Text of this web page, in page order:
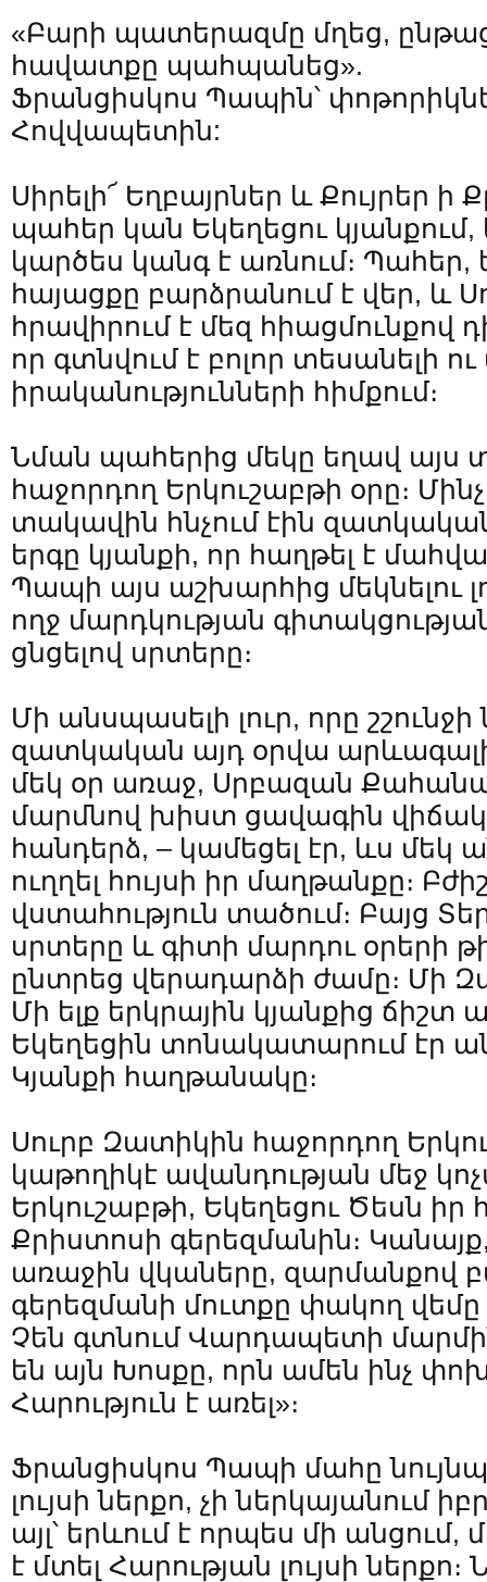
«Բարի պատերազմը մղեց,
հավատքը պահպանեց».
Ֆրանցիսկոս Պապին՝
Հովվապետին:
Սիրելի՜ Եղբայրներ և Քույրեր ի
պահեր կան Եկեղեցու
կարծես կանգ է առնում։ Պահեր,
հայացքը բարձրանում է վեր, և
հրավիրում է մեզ հիացմունքով
որ գտնվում է բոլոր տեսանելի
իրականությունների հիմքում։
Նման պահերից մեկը եղավ
հաջորդող Երկուշաբթի օրը։
տակավին հնչում էին զատկական
երգը կյանքի, որ հաղթել է
Պապի այս աշխարհից մեկնելու
ողջ մարդկության
ցնցելով սրտերը։
Մի անսպասելի լուր, որը
զատկական այդ օրվա
մեկ օր առաջ, Սրբազան
մարմնով խիստ ցավագին
հանդերձ, – կամեցել էր, ևս
ուղղել հույսի իր մաղթանքը։
վստահություն տածում։ Բայց
սրտերը և գիտի մարդու օրերի
ընտրեց վերադարձի ժամը։ Մի
Մի ելք երկրային կյանքից ճիշտ
Եկեղեցին տոնակատարում էր
Կյանքի հաղթանակը։
Սուրբ Զատիկին հաջորդող
կաթողիկէ ավանդության մեջ
Երկուշաբթի, Եկեղեցու Ծեսն իր
Քրիստոսի գերեզմանին։
առաջին վկաները, զարմանքով
գերեզմանի մուտքը փակող վեմը
Չեն գտնում Վարդապետի
են այն Խոսքը, որն ամեն ինչ
Հարություն է առել»։
Ֆրանցիսկոս Պապի մահը
լույսի ներքո, չի ներկայանում
այլ՝ երևում է որպես մի անցում,
է մտել Հարության լույսի